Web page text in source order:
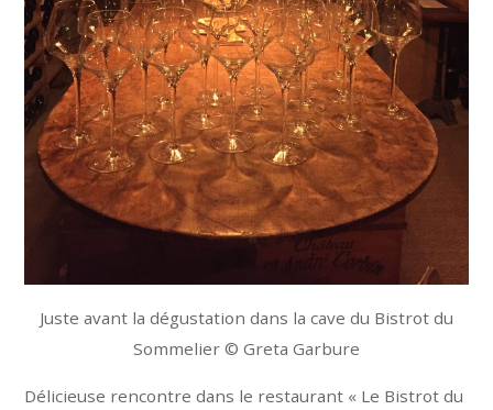
Juste avant la dégustation dans la cave du Bistrot du
Sommelier © Greta Garbure
Délicieuse rencontre dans le restaurant « Le Bistrot du